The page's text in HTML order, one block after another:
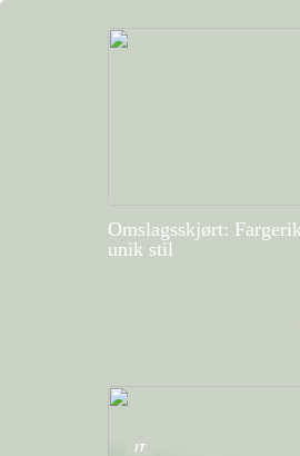
Omslagsskjørt:
unik stil
IT